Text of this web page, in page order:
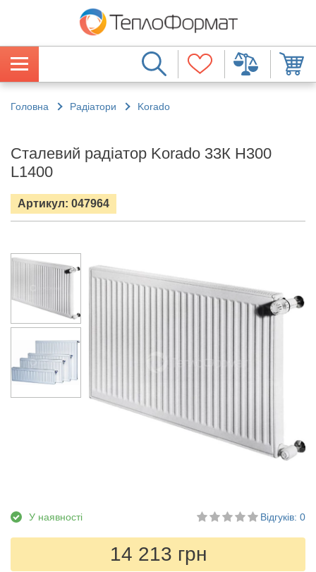
Головна Радіатори Korado
Сталевий радіатор Korado 33К H300
L1400
Артикул: 047964
У наявності Відгуків: 0
14 213 грн